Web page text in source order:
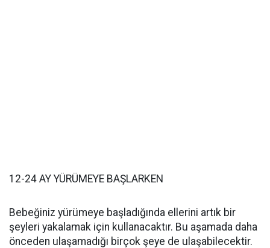
12-24 AY YÜRÜMEYE BAŞLARKEN
Bebeğiniz yürümeye başladığında ellerini artık bir
şeyleri yakalamak için kullanacaktır. Bu aşamada daha
önceden ulaşamadığı birçok şeye de ulaşabilecektir.